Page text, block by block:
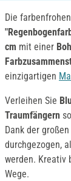
Die farbenfrohen
cm mit einer
einzigartigen
Verleihen Sie
Traumfängern
Dank der
durchgezogen,
werden. Kreativ
Wege.